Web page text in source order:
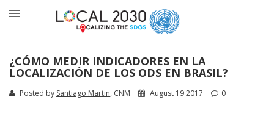
¿CÓMO MEDIR INDICADORES EN LA
LOCALIZACIÓN DE LOS ODS EN BRASIL?
Posted by Santiago Martin, CNM August 19 2017 0